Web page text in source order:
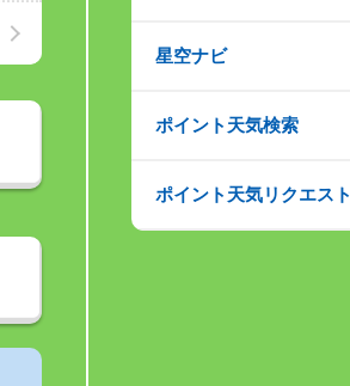
星空ナビ
ポイント天気検索
ポイント天気リクエスト